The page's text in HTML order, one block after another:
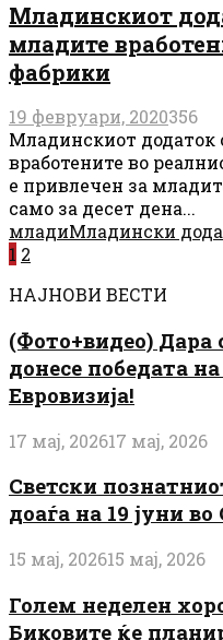
Младинскиот
младите
фабрики
19 февруари, 2020356
Младинскиот додаток
вработените во
е привлечен за
само за десет дена...
младиМладински
Posts
pagination
1 2
НАЈНОВИ ВЕСТИ
(Фото+видео) Дара
донесе победата
Евровизија!
17 мај, 202617 мај, 2026
Светски
доаѓа на 19 јуни во
15 мај, 202615 мај, 2026
Голем неделен
Биковите ќе